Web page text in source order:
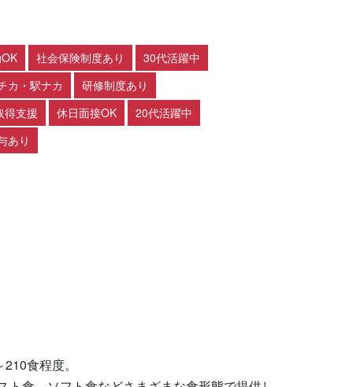
社会保険制度あり
30代活躍中
カ・駅ナカ
研修制度あり
得支援
休日面接OK
20代活躍中
あり
食程度。